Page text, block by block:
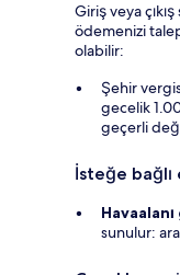
Giriş veya
ödemenizi
olabilir:
Şehir
gecelik
geçerli
İsteğe bağlı
sunulur: